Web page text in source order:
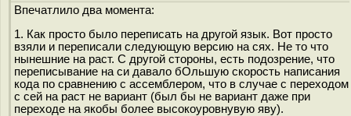
Впечатлило два момента:
1. Как просто было переписать на другой язык. Вот просто
взяли и переписали следующую версию на сях. Не то что
нынешние на раст. С другой стороны, есть подозрение, что
переписывание на си давало бОльшую скорость написания
кода по сравнению с ассемблером, что в случае с переходом
с сей на раст не вариант (был бы не вариант даже при
переходе на якобы более высокоуровнувую яву).